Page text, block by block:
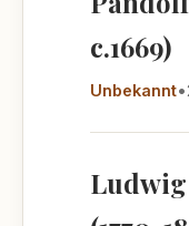
c.1669)
Unbekannt•
Ludwig